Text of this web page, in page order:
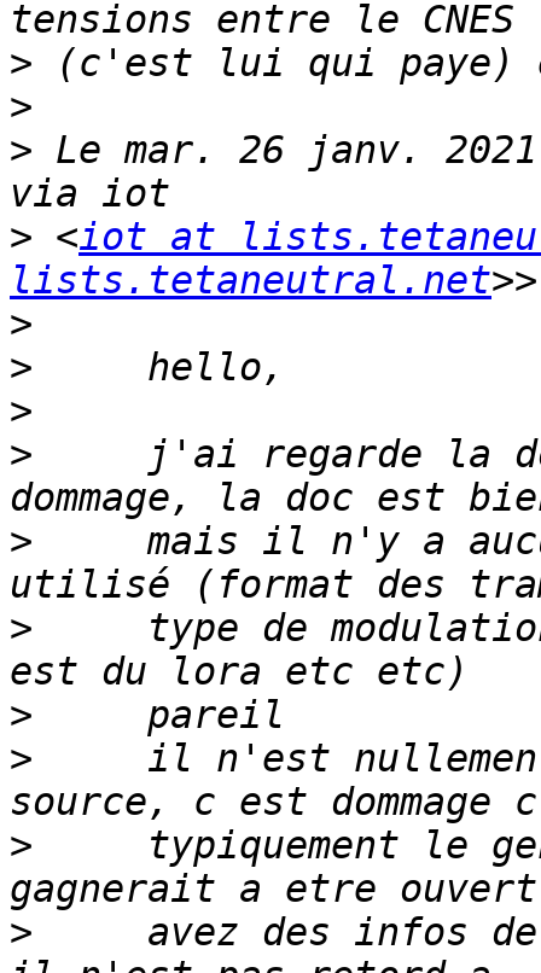
>
>
> Le mar. 26 janv.
> <iot at
lists.tetaneutral.net
>
>
>
>
j'ai regarde la
>
mais il n'y a
>
type de
>
>
il n'est
>
typiquement le
>
avez des infos